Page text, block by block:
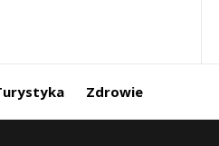
Zdrowie